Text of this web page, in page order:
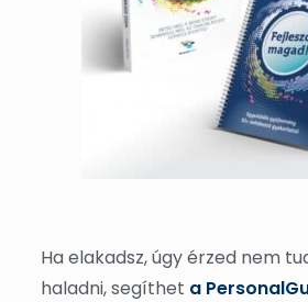
Ha elakadsz, úgy érzed nem
haladni, segíthet a